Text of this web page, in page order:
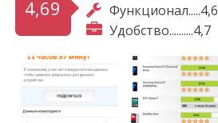
4,69
Функционал.....4,6
Удобство..........4,7